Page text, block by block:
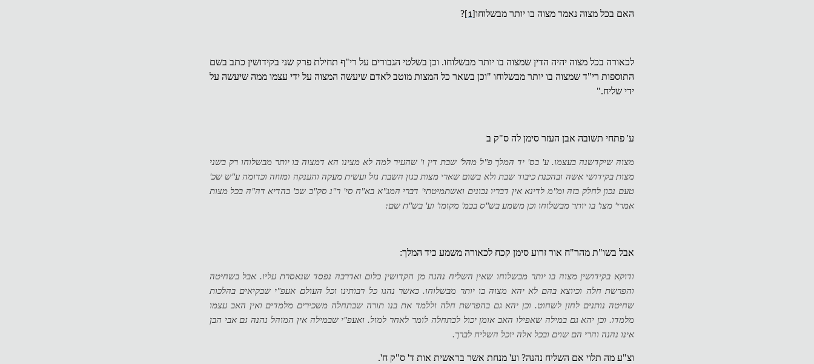
האם בכל מצוה נאמר מצוה בו יותר מבשלוחו ?
לכאורה בכל מצוה יהיה הדין שמצוה בו יותר מבשלוחו. וכן בשלטי הגבורים על רי"ף תחילת פרק שני בקידושין כתב בשם
התוספות רי"ד שמצוה בו יותר מבשלוחו "וכן בשאר כל המצות מוטב לאדם שיעשה המצוה על ידי עצמו ממה שיעשה על
ידי שליח."
ע' פתחי תשובה אבן העזר סימן לה ס"ק ב
מצוה שיקדשנה בעצמו. ע' בס' יד המלך פ"ל מהל' שבת דין ו' שהעיר למה לא מצינו הא דמצוה בו יותר מבשלוחו רק בשני
מצות בקידושי אשה ובהכנת כיבוד שבת ולא בשום שארי מצות כגון השבת גזל ועשית מעקה והענקה ומזוזה וכדומה ע"ש שכ'
טעם נכון לחלק בזה ומ"מ לדינא אין דבריו נכונים ואשתמיטתי' דברי המג"א בא"ח סי' ר"נ סק"ב שכ' בהדיא דה"ה בכל מצות
אמרי' מצו' בו יותר מבשלוחו וכן משמע בש"ס בכמ' מקומו' וע' בש"ת שם:
אבל בשו"ת מהר"ח אור זרוע סימן קכח לכאורה משמע כיד המלך:
ודוקא בקידושין מצוה בו יותר מבשלוחו שאין השליח נהנה מן הקדושין כלום ואדרבה נפסד שנאסרת עליו. אבל בשחיטה
והפרשת חלה וכיוצא בהם לא יהא מצוה בו יותר מבשלוחו. כאשר נהגו כל רבותינו וכל העולם אעפ"י שבקיאים בהלכות
שחיטה נותנים לחזן לשחוט. וכן יהא גם בהפרשת חלה וללמד את בנו תורה שבתחלה משכירים מלמדים ואין האב עצמו
מלמדו. וכן יהא גם במילה שאפילו האב אומן יכול לכתחלה לומר לאחר למול. ואעפ"י שבמילה אין המוהל נהנה גם אבי הבן
אינו נהנה והרי הם שוים ובכל אלה יוכל השליח לברך.
וצ"ע מה תלוי אם השליח נהנה? וע' מנחת אשר בראשית אות ד' ס"ק ח'.